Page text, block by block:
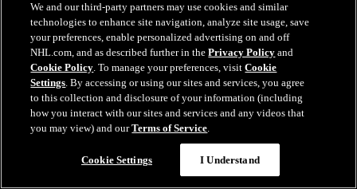
28:57
Alle 38 Tore von Leon Draisaitl in 2025/26!
We and our third-party partners may use cookies and similar
technologies to enhance site navigation, analyze site usage, save
your preferences, enable personalized advertising on and off
NHL.com, and as described further in thePrivacy Policy and
Cookie Policy. To manage your preferences, visitCookie
Settings. By accessing or using our sites and services, you agree
to this collection and disclosure of your information (including
how you interact with our sites and services and any videos that
you may view) and ourTerms of Service.
Cookie Settings I Understand